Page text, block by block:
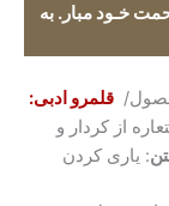
خـود مبار . به
قلمرو ادبی:
از کردار و
: یاری کردن